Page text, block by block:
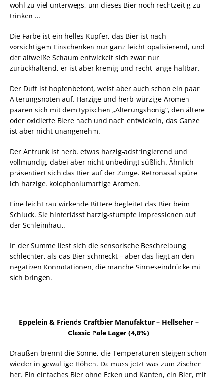
wohl zu viel unterwegs, um dieses Bier noch rechtzeitig zu
trinken …
Die Farbe ist ein helles Kupfer, das Bier ist nach
vorsichtigem Einschenken nur ganz leicht opalisierend, und
der altweiße Schaum entwickelt sich zwar nur
zurückhaltend, er ist aber kremig und recht lange haltbar.
Der Duft ist hopfenbetont, weist aber auch schon ein paar
Alterungsnoten auf. Harzige und herb-würzige Aromen
paaren sich mit dem typischen „Alterungshonig“, den ältere
oder oxidierte Biere nach und nach entwickeln, das Ganze
ist aber nicht unangenehm.
Der Antrunk ist herb, etwas harzig-adstringierend und
vollmundig, dabei aber nicht unbedingt süßlich. Ähnlich
präsentiert sich das Bier auf der Zunge. Retronasal spüre
ich harzige, kolophoniumartige Aromen.
Eine leicht rau wirkende Bittere begleitet das Bier beim
Schluck. Sie hinterlässt harzig-stumpfe Impressionen auf
der Schleimhaut.
In der Summe liest sich die sensorische Beschreibung
schlechter, als das Bier schmeckt – aber das liegt an den
negativen Konnotationen, die manche Sinneseindrücke mit
sich bringen.
Eppelein & Friends Craftbier Manufaktur – Hellseher –
Classic Pale Lager (4,8%)
Draußen brennt die Sonne, die Temperaturen steigen schon
wieder in gewaltige Höhen. Da muss jetzt was zum Zischen
her. Ein einfaches Bier ohne Ecken und Kanten, ein Bier, mit